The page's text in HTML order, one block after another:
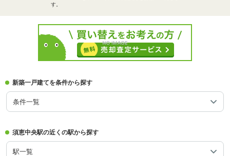
す。
新築一戸建てを条件から探す
条件一覧
須恵中央駅の近くの駅から探す
駅一覧